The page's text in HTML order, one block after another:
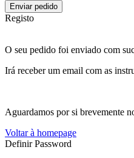
Enviar pedido
Registo
O seu pedido foi enviado com
Irá receber um email com as
Aguardamos por si brevemente
Voltar à homepage
Definir Password